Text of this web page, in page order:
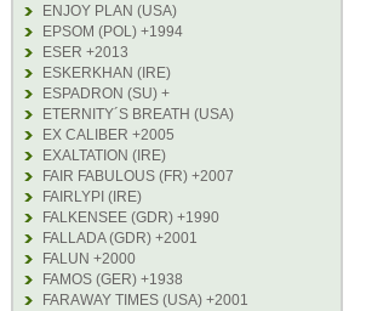
ENJOY PLAN (USA)
EPSOM (POL) +1994
ESER +2013
ESKERKHAN (IRE)
ESPADRON (SU) +
ETERNITY´S BREATH (USA)
EX CALIBER +2005
EXALTATION (IRE)
FAIR FABULOUS (FR) +2007
FAIRLYPI (IRE)
FALKENSEE (GDR) +1990
FALLADA (GDR) +2001
FALUN +2000
FAMOS (GER) +1938
FARAWAY TIMES (USA) +2001